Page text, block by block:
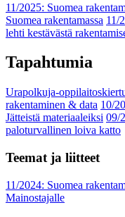
11/2025: Suomea
Suomea rakentamassa 11/
lehti kestävästä
Tapahtumia
Urapolkuja-
rakentaminen & data 10/
Jätteistä materiaaleiksi 09/
paloturvallinen loiva katto
Teemat ja liitteet
11/2024: Suomea
Mainostajalle